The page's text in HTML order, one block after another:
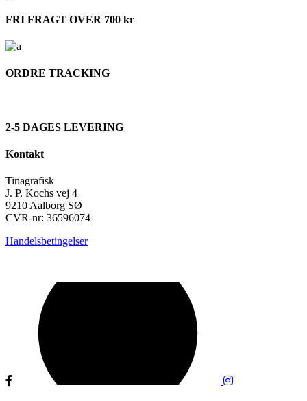
FRI FRAGT OVER 700 kr
ORDRE TRACKING
2-5 DAGES LEVERING
Kontakt
Tinagrafisk
J. P. Kochs vej 4
9210 Aalborg SØ
CVR-nr: 36596074
Handelsbetingelser